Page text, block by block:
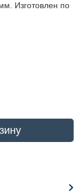
Изготовлен по